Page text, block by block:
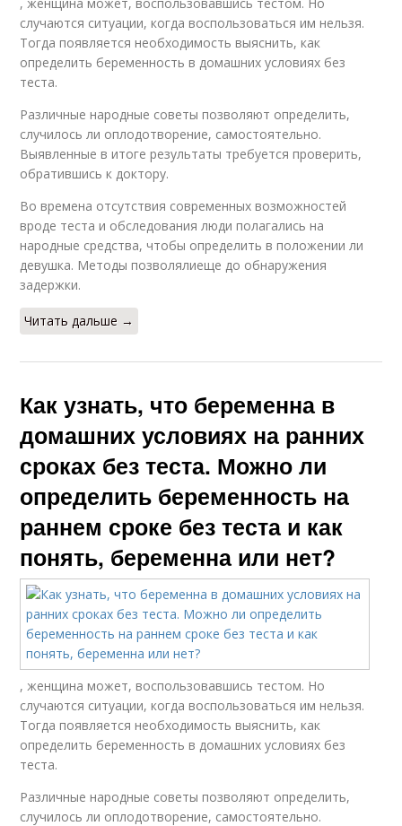
случаются ситуации, когда воспользоваться им нельзя.
Тогда появляется необходимость выяснить, как
определить беременность в домашних условиях без
теста.
Различные народные советы позволяют определить,
случилось ли оплодотворение, самостоятельно.
Выявленные в итоге результаты требуется проверить,
обратившись к доктору.
Во времена отсутствия современных возможностей
вроде теста и обследования люди полагались на
народные средства, чтобы определить в положении ли
девушка. Методы позволялиеще до обнаружения
задержки.
Читать дальше →
Как узнать, что беременна в
домашних условиях на ранних
сроках без теста. Можно ли
определить беременность на
раннем сроке без теста и как
понять, беременна или нет?
, женщина может, воспользовавшись тестом. Но
случаются ситуации, когда воспользоваться им нельзя.
Тогда появляется необходимость выяснить, как
определить беременность в домашних условиях без
теста.
Различные народные советы позволяют определить,
случилось ли оплодотворение, самостоятельно.